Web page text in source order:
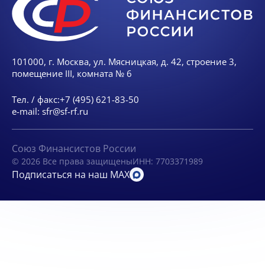
101000, г. Москва, ул. Мясницкая, д. 42, строение 3,
помещение III, комната № 6
Тел. / факс:+7 (495) 621-83-50
e-mail: sfr@sf-rf.ru
Союз Финансистов России
© 2026 Все права защищеныИНН: 7703371989
Подписаться на наш MAX